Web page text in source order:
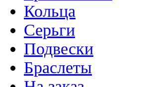
Кольца
Серьги
Подвески
Браслеты